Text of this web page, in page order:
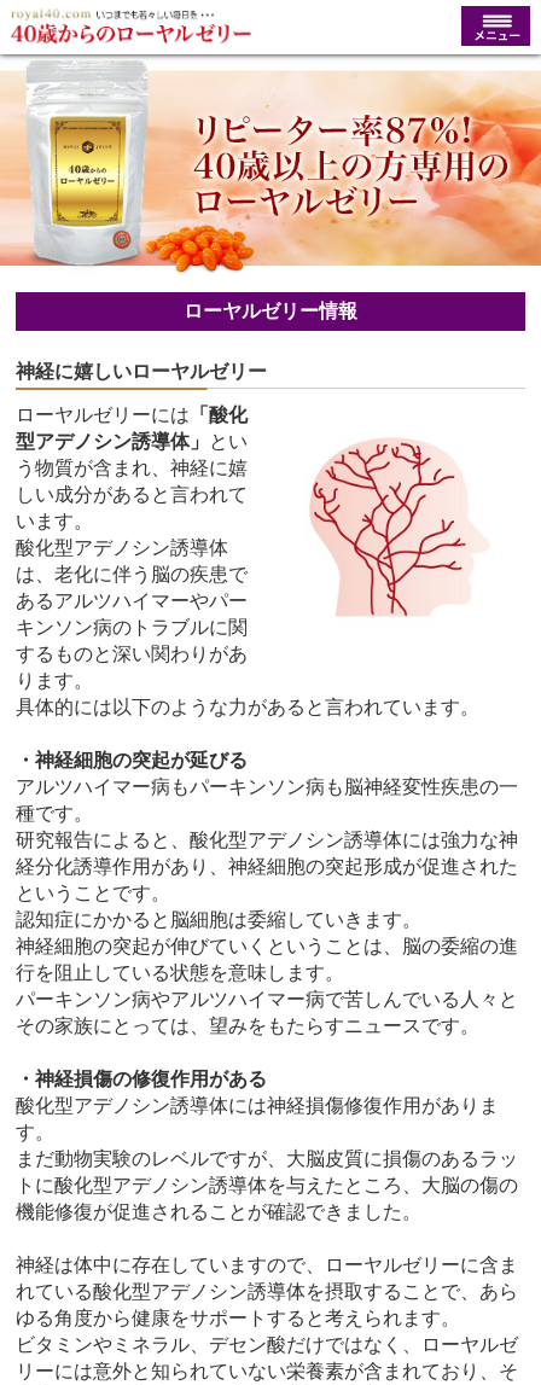
ローヤルゼリー情報
神経に嬉しいローヤルゼリー
ローヤルゼリーには 「酸化
型アデノシン誘導体」 とい
う物質が含まれ、神経に嬉
しい成分があると言われて
います。
酸化型アデノシン誘導体
は、老化に伴う脳の疾患で
あるアルツハイマーやパー
キンソン病のトラブルに関
するものと深い関わりがあ
ります。
具体的には以下のような力があると言われています。
・神経細胞の突起が延びる
アルツハイマー病もパーキンソン病も脳神経変性疾患の一
種です。
研究報告によると、酸化型アデノシン誘導体には強力な神
経分化誘導作用があり、神経細胞の突起形成が促進された
ということです。
認知症にかかると脳細胞は委縮していきます。
神経細胞の突起が伸びていくということは、脳の委縮の進
行を阻止している状態を意味します。
パーキンソン病やアルツハイマー病で苦しんでいる人々と
その家族にとっては、望みをもたらすニュースです。
・神経損傷の修復作用がある
酸化型アデノシン誘導体には神経損傷修復作用がありま
す。
まだ動物実験のレベルですが、大脳皮質に損傷のあるラッ
トに酸化型アデノシン誘導体を与えたところ、大脳の傷の
機能修復が促進されることが確認できました。
神経は体中に存在していますので、ローヤルゼリーに含ま
れている酸化型アデノシン誘導体を摂取することで、あら
ゆる角度から健康をサポートすると考えられます。
ビタミンやミネラル、デセン酸だけではなく、ローヤルゼ
リーには意外と知られていない栄養素が含まれており、そ